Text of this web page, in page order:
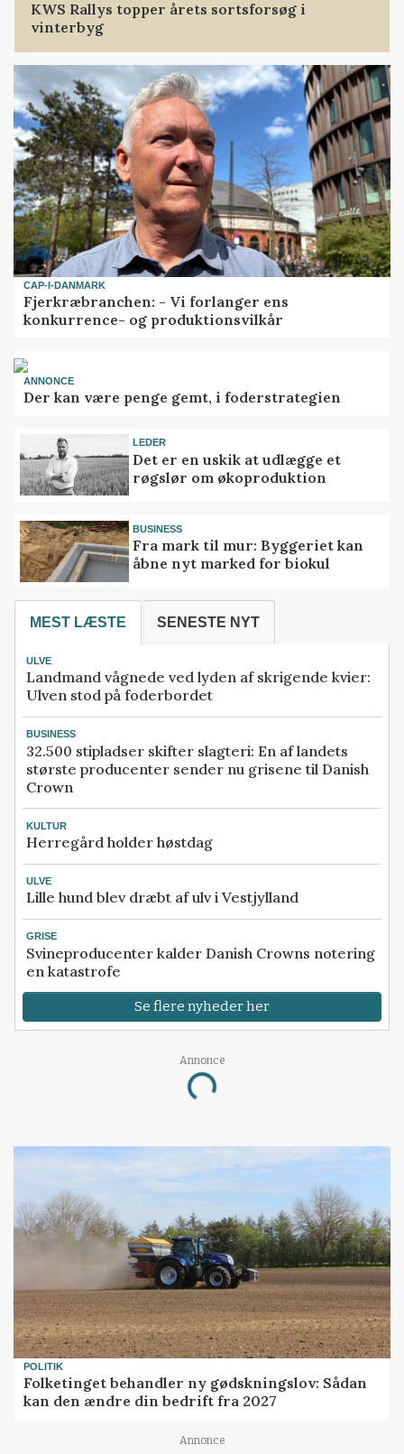
KWS Rallys topper årets sortsforsøg i
vinterbyg
CAP-I-DANMARK
Fjerkræbranchen: - Vi forlanger ens
konkurrence- og produktionsvilkår
ANNONCE
Der kan være penge gemt, i foderstrategien
LEDER
Det er en uskik at udlægge et
røgslør om økoproduktion
BUSINESS
Fra mark til mur: Byggeriet kan
åbne nyt marked for biokul
MEST LÆSTE SENESTE NYT
ULVE
Landmand vågnede ved lyden af skrigende kvier:
Ulven stod på foderbordet
BUSINESS
32.500 stipladser skifter slagteri: En af landets
største producenter sender nu grisene til Danish
Crown
KULTUR
Herregård holder høstdag
ULVE
Lille hund blev dræbt af ulv i Vestjylland
GRISE
Svineproducenter kalder Danish Crowns notering
en katastrofe
Se flere nyheder her
Annonce
Loading...
POLITIK
Folketinget behandler ny gødskningslov: Sådan
kan den ændre din bedrift fra 2027
Annonce